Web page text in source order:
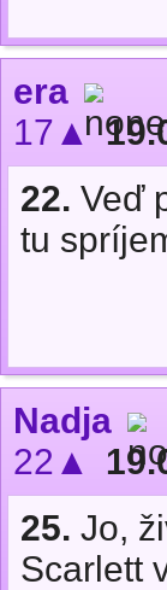
era
17▲
22. Veď
tu
Nadja
22▲
25. Jo,
Scarlett